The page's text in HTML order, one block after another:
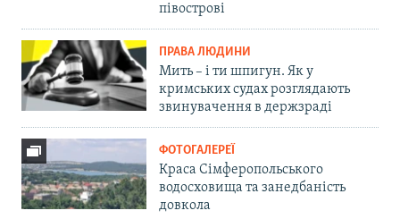
півострові
ПРАВА ЛЮДИНИ
Мить – і ти шпигун. Як у
кримських судах розглядають
звинувачення в держзраді
ФОТОГАЛЕРЕЇ
Краса Сімферопольського
водосховища та занедбаність
довкола